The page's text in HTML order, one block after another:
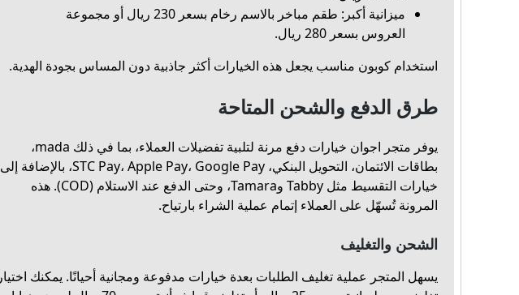
ميزانية أكبر: طقم مباخر بالاسم رخام بسعر 230 ريال أو مجموعة
العروس بسعر 280 ريال.
استخدام كوبون مناسب يجعل هذه الخيارات أكثر جاذبية دون المساس بجودة الهدية.
طرق الدفع والشحن المتاحة
يوفر متجر اجوان خيارات دفع مرنة لتلبية تفضيلات العملاء، بما في ذلك mada،
بطاقات الائتمان، التحويل البنكي، STC Pay، Apple Pay، Google Pay، بالإضافة إلى
خيارات التقسيط مثل Tabby وTamara، وحتى الدفع عند الاستلام (COD). هذه
المرونة تُسهّل على العملاء إتمام عملية الشراء بارتياح.
الشحن والتغليف
يسهل المتجر عملية تغليف الطلبات بعدة خيارات مدفوعة ومجانية أحيانًا. يمكنك اختيار